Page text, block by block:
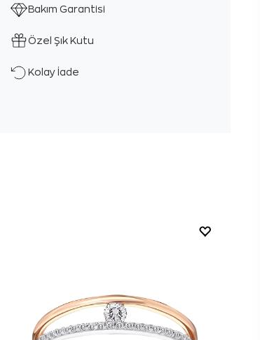
Bakım Garantisi
Özel Şık Kutu
Kolay İade